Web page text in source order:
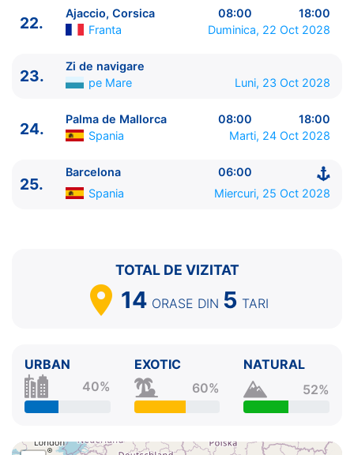
22.
Ajaccio, Corsica 08:00
18:00
Franta
Duminica, 22 Oct 2028
23.
Zi de navigare
pe Mare
Luni, 23 Oct 2028
24.
Palma de Mallorca 08:00
18:00
Spania
Marti, 24 Oct 2028
25.
Barcelona
06:00
Spania
Miercuri, 25 Oct 2028
TOTAL DE VIZITAT
14 ORASE DIN 5 TARI
URBAN
40%
EXOTIC
60%
NATURAL
52%